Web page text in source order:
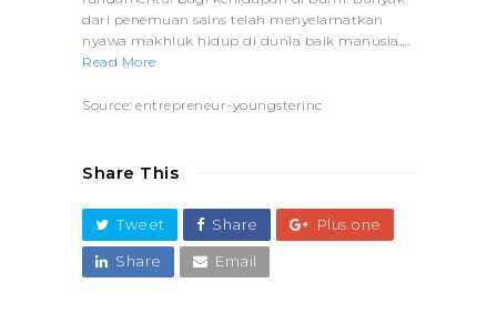
dari penemuan sains telah menyelamatkan
nyawa makhluk hidup di dunia baik manusia,…
Read More
Source: entrepreneur-youngsterinc
Share This
Tweet Share Plus one
Share Email